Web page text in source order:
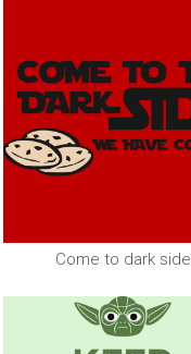
Come to dark side